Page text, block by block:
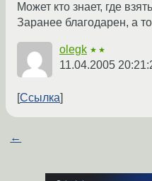
Может кто знает, где
Заранее благодарен, а
olegk ★★
11.04.2005
Ссылка
←